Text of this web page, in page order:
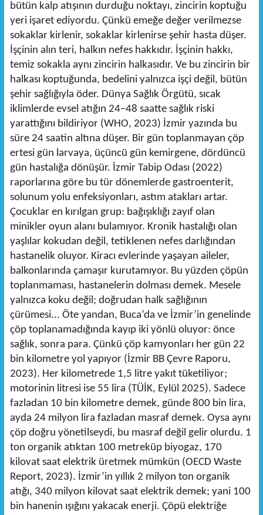
bütün kalp atışının durduğu noktayı, zincirin koptuğu
yeri işaret ediyordu. Çünkü emeğe değer verilmezse
sokaklar kirlenir, sokaklar kirlenirse şehir hasta düşer.
İşçinin alın teri, halkın nefes hakkıdır. İşçinin hakkı,
temiz sokakla aynı zincirin halkasıdır. Ve bu zincirin bir
halkası koptuğunda, bedelini yalnızca işçi değil, bütün
şehir sağlığıyla öder. Dünya Sağlık Örgütü, sıcak
iklimlerde evsel atığın 24–48 saatte sağlık riski
yarattığını bildiriyor (WHO, 2023) İzmir yazında bu
süre 24 saatin altına düşer. Bir gün toplanmayan çöp
ertesi gün larvaya, üçüncü gün kemirgene, dördüncü
gün hastalığa dönüşür. İzmir Tabip Odası (2022)
raporlarına göre bu tür dönemlerde gastroenterit,
solunum yolu enfeksiyonları, astım atakları artar.
Çocuklar en kırılgan grup: bağışıklığı zayıf olan
minikler oyun alanı bulamıyor. Kronik hastalığı olan
yaşlılar kokudan değil, tetiklenen nefes darlığından
hastanelik oluyor. Kiracı evlerinde yaşayan aileler,
balkonlarında çamaşır kurutamıyor. Bu yüzden çöpün
toplanmaması, hastanelerin dolması demek. Mesele
yalnızca koku değil; doğrudan halk sağlığının
çürümesi... Öte yandan, Buca’da ve İzmir’in genelinde
çöp toplanamadığında kayıp iki yönlü oluyor: önce
sağlık, sonra para. Çünkü çöp kamyonları her gün 22
bin kilometre yol yapıyor (İzmir BB Çevre Raporu,
2023). Her kilometrede 1,5 litre yakıt tüketiliyor;
motorinin litresi ise 55 lira (TÜİK, Eylül 2025). Sadece
fazladan 10 bin kilometre demek, günde 800 bin lira,
ayda 24 milyon lira fazladan masraf demek. Oysa aynı
çöp doğru yönetilseydi, bu masraf değil gelir olurdu. 1
ton organik atıktan 100 metreküp biyogaz, 170
kilovat saat elektrik üretmek mümkün (OECD Waste
Report, 2023). İzmir’in yıllık 2 milyon ton organik
atığı, 340 milyon kilovat saat elektrik demek; yani 100
bin hanenin ışığını yakacak enerji. Çöpü elektriğe